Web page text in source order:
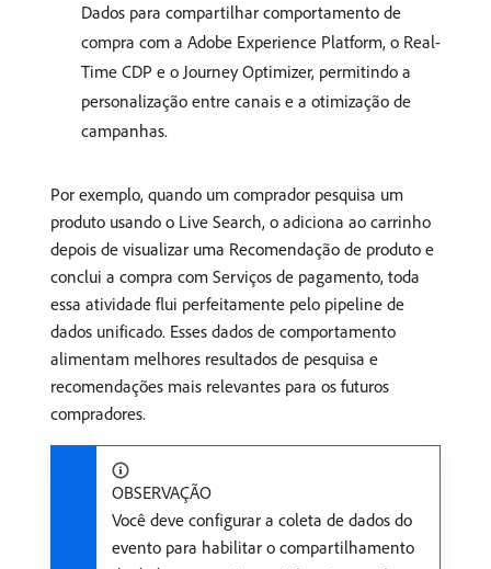
Dados para compartilhar comportamento de
compra com a Adobe Experience Platform, o Real-
Time CDP e o Journey Optimizer, permitindo a
personalização entre canais e a otimização de
campanhas.
Por exemplo, quando um comprador pesquisa um
produto usando o Live Search, o adiciona ao carrinho
depois de visualizar uma Recomendação de produto e
conclui a compra com Serviços de pagamento, toda
essa atividade flui perfeitamente pelo pipeline de
dados unificado. Esses dados de comportamento
alimentam melhores resultados de pesquisa e
recomendações mais relevantes para os futuros
compradores.
OBSERVAÇÃO
Você deve configurar a coleta de dados do
evento para habilitar o compartilhamento